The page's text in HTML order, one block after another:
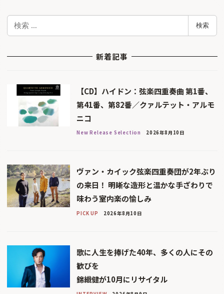
検
検索
新着記事
【CD】ハイドン：弦楽四重奏曲 第1番、
第41番、第82番／クァルテット・アルモ
ニコ
New Release Selection 2026年8月10日
ヴァン・カイック弦楽四重奏団が2年ぶり
の来日！ 明晰な造形と温かな手ざわりで
味わう室内楽の愉しみ
PICK UP 2026年8月10日
歌に人生を捧げた40年、多くの人にその
歓びを
錦織健が10月にリサイタル